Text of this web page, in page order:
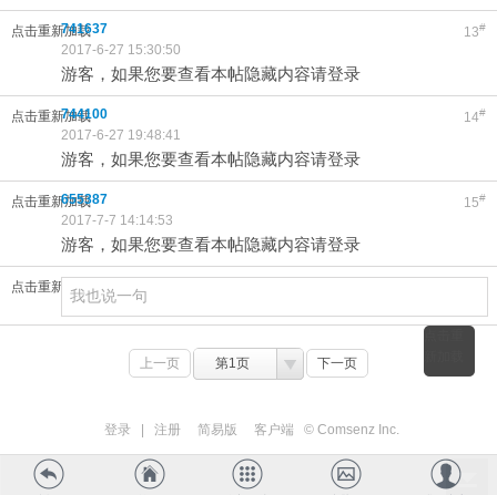
点击重新加载 13#
741637
2017-6-27 15:30:50
游客，如果您要查看本帖隐藏内容请登录
点击重新加载 14#
744100
2017-6-27 19:48:41
游客，如果您要查看本帖隐藏内容请登录
点击重新加载 15#
655387
2017-7-7 14:14:53
游客，如果您要查看本帖隐藏内容请登录
点击重新加载
上一页 第1页 下一页
登录 注册 简易版 客户端 © Comsenz Inc.